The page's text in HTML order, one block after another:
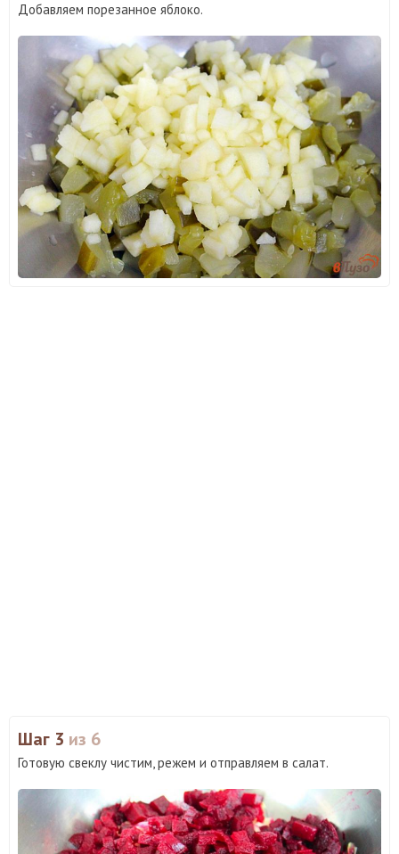
Добавляем порезанное яблоко.
Шаг 3 из 6
Готовую свеклу чистим, режем и отправляем в салат.